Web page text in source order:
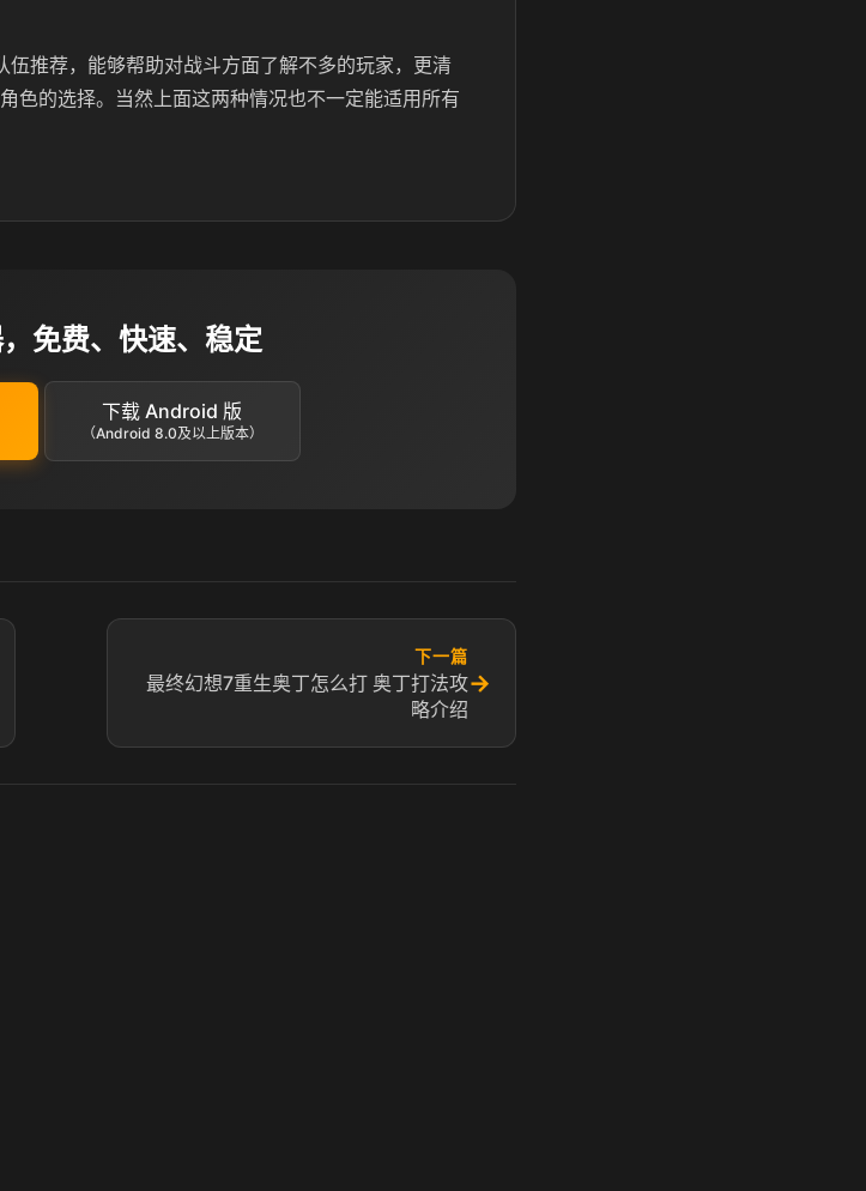
推荐，能够帮助对战斗方面了解不多的玩家，更清
色的选择。当然上面这两种情况也不一定能适用所有
免费、快速、稳定
下载 Android 版
（Android 8.0及以上版本）
下一篇
最终幻想7重生奥丁怎么打 奥丁打法攻
略介绍
→